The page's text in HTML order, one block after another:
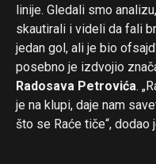
linije. Gledali smo
skautirali i videli da fali
jedan gol, ali je bio
posebno je izdvojio
Radosava Petrovića.
je na klupi, daje nam
što se Raće tiče“, dodao